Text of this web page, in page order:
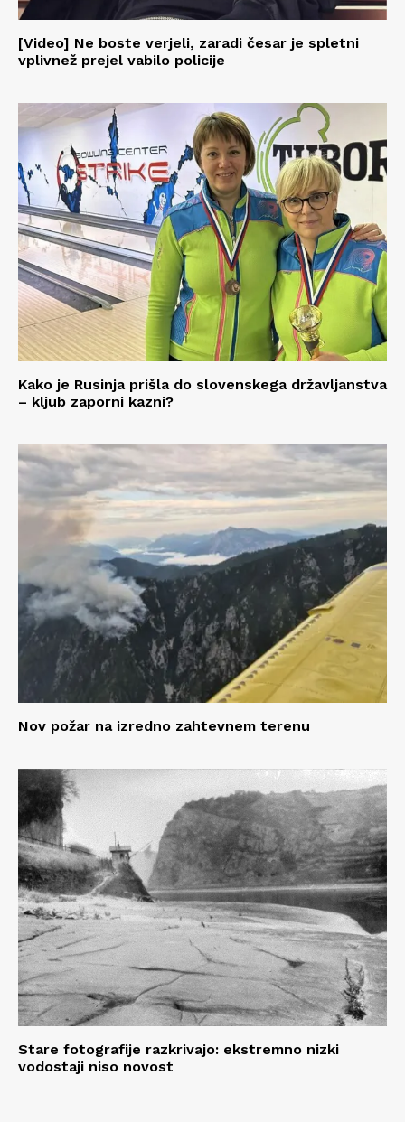
[Video] Ne boste verjeli, zaradi česar je spletni
vplivnež prejel vabilo policije
Kako je Rusinja prišla do slovenskega državljanstva
– kljub zaporni kazni?
Nov požar na izredno zahtevnem terenu
Stare fotografije razkrivajo: ekstremno nizki
vodostaji niso novost